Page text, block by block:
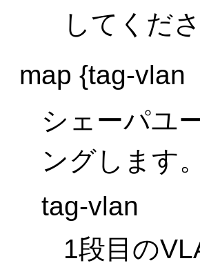
してくださ
map {tag-vlan
シェーパユ
ングします。
tag-vlan
1段目の